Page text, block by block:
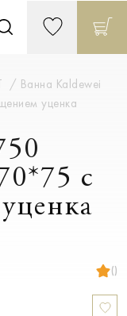
Ванна Kaldewei
уценка
с
()